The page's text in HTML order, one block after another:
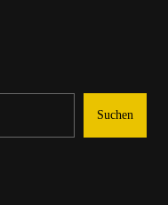
Suchen